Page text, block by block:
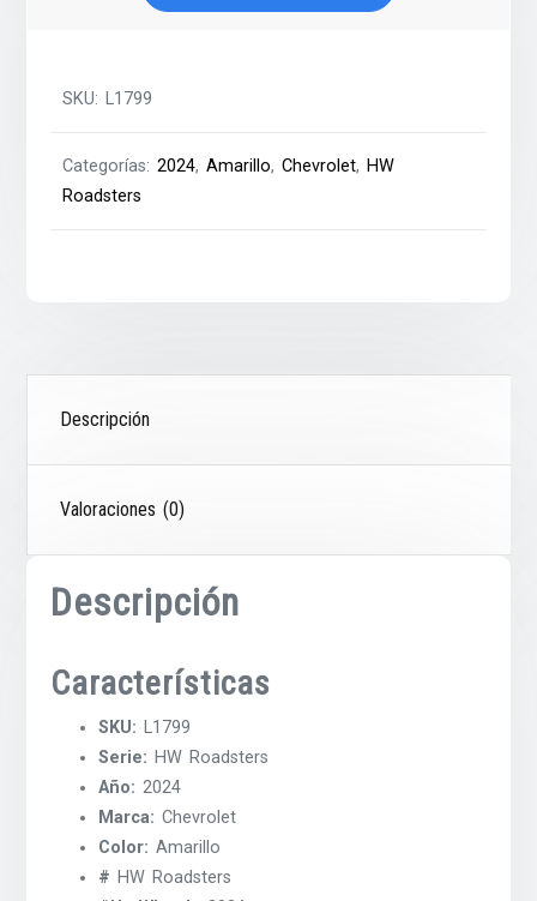
2024
SKU: L1799
Categorías:2024,Amarillo,Chevrolet, HW
Roadsters
Descripción
Valoraciones (0)
Descripción
Características
SKU: L1799
Serie: HW Roadsters
Año: 2024
Marca: Chevrolet
Color: Amarillo
# HW Roadsters